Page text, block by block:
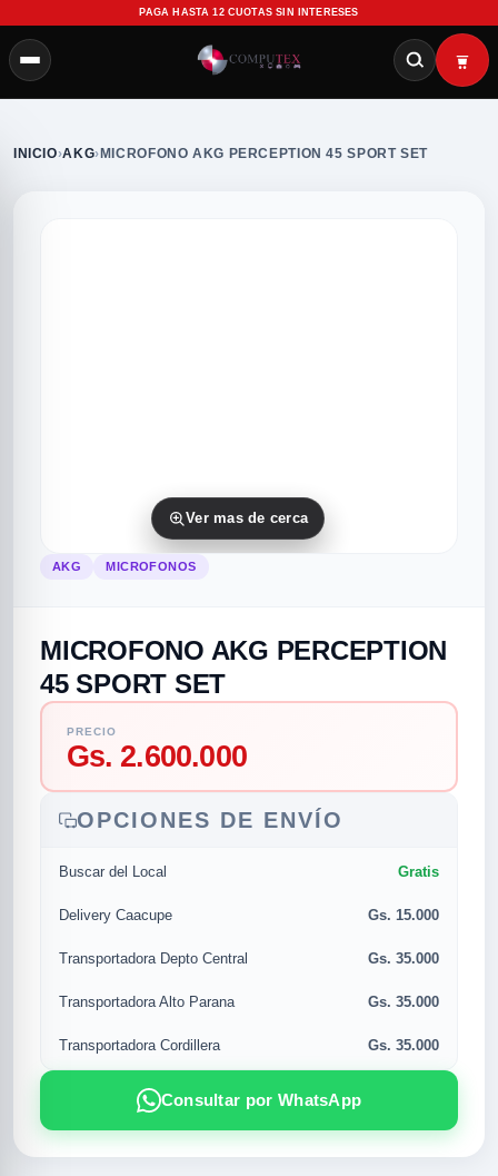
PAGA HASTA 12 CUOTAS SIN INTERESES
categorias
POPULARES
INICIO›AKG› MICROFONO AKG PERCEPTION 45 SPORT SET
Ver mas de cerca
AKG MICROFONOS
MICROFONO AKG PERCEPTION
45 SPORT SET
PRECIO
Gs. 2.600.000
OPCIONES DE ENVÍO
Buscar del Local Gratis
Delivery Caacupe Gs. 15.000
Transportadora Depto Central Gs. 35.000
Transportadora Alto Parana Gs. 35.000
Transportadora Cordillera Gs. 35.000
Consultar por WhatsApp